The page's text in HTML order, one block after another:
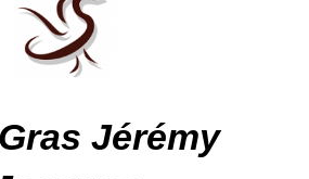
Jérémy